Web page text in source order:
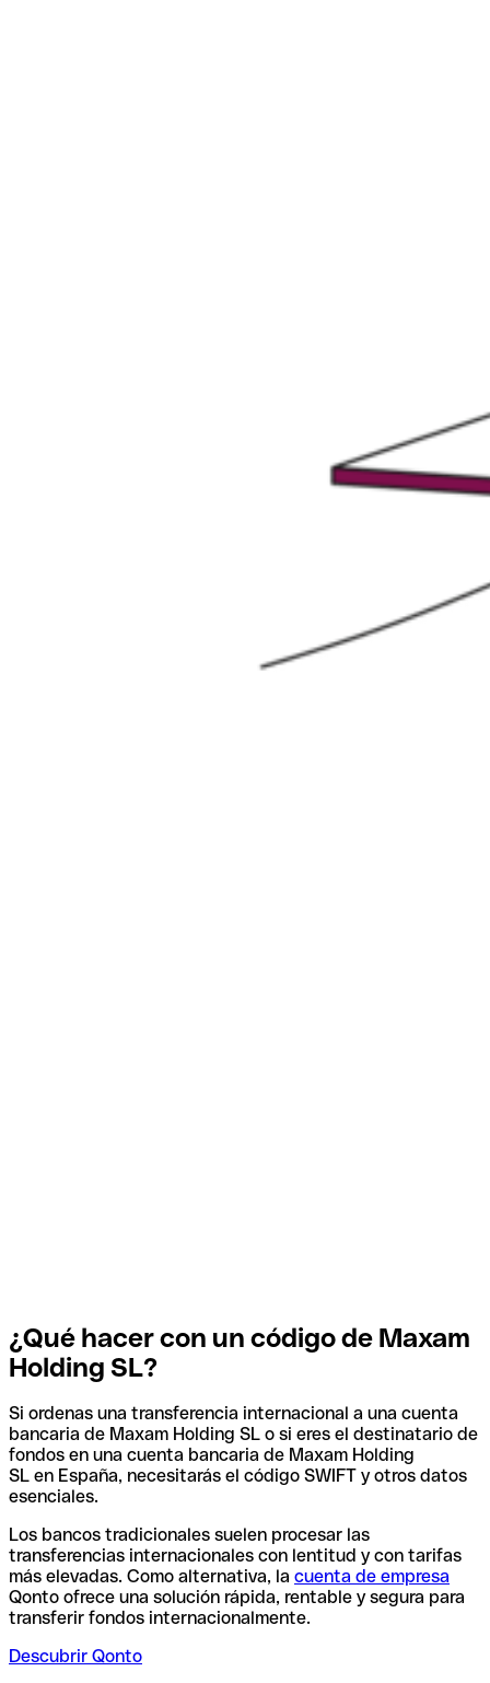
¿Qué hacer con un código de Maxam
Holding SL?
Si ordenas una transferencia internacional a una cuenta
bancaria de Maxam Holding SL o si eres el destinatario de
fondos en una cuenta bancaria de Maxam Holding
SL en España, necesitarás el código SWIFT y otros datos
esenciales.
Los bancos tradicionales suelen procesar las
transferencias internacionales con lentitud y con tarifas
más elevadas. Como alternativa, la cuenta de empresa
Qonto ofrece una solución rápida, rentable y segura para
transferir fondos internacionalmente.
Descubrir Qonto